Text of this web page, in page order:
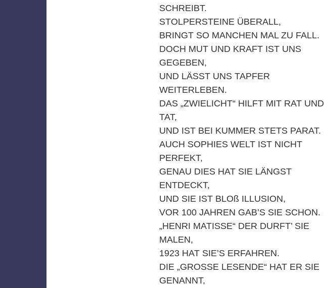
SCHREIBT.
STOLPERSTEINE ÜBERALL,
BRINGT SO MANCHEN MAL ZU FALL.
DOCH MUT UND KRAFT IST UNS
GEGEBEN,
UND LÄSST UNS TAPFER
WEITERLEBEN.
DAS „ZWIELICHT“ HILFT MIT RAT UND
TAT,
UND IST BEI KUMMER STETS PARAT.
AUCH SOPHIES WELT IST NICHT
PERFEKT,
GENAU DIES HAT SIE LÄNGST
ENTDECKT,
UND SIE IST BLOß ILLUSION,
VOR 100 JAHREN GAB’S SIE SCHON.
„HENRI MATISSE“ DER DURFT’ SIE
MALEN,
1923 HAT SIE’S ERFAHREN.
DIE „GROSSE LESENDE“ HAT ER SIE
GENANNT,